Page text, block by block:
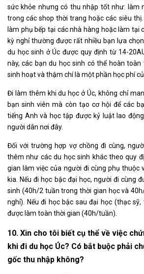
sức khỏe nhưng có thu nhập tốt như: làm
trong các shop thời trang hoặc các siêu
làm phụ bếp tại các nhà hàng hoặc làm tại
kỳ nghỉ thường được rất nhiều bạn lựa
du học sinh ở Úc được quy định từ 14-
này, các bạn du học sinh có thể hoàn
sinh hoạt và thậm chí là một phần học phí
Đi làm thêm khi du học ở Úc, không chỉ
bạn sinh viên mà còn tạo cơ hội để các
tiếng Anh và học tập được kỷ luật lao
người dân nơi đây.
Đối với trường hợp vợ chồng đi cùng,
thêm như các du học sinh khác theo quy
gian làm việc của người đi cùng phụ thuộc
kia. Nếu đi học bậc đại học, người đi cùng
sinh (40h/2 tuần trong thời gian học và
nghỉ). Nếu đi học bậc sau đại học (thạc
được làm toàn thời gian (40h/tuần).
10. Xin cho tôi biết cụ thể về việc
khi đi du học Úc? Có bắt buộc phải
gốc thu nhập không?